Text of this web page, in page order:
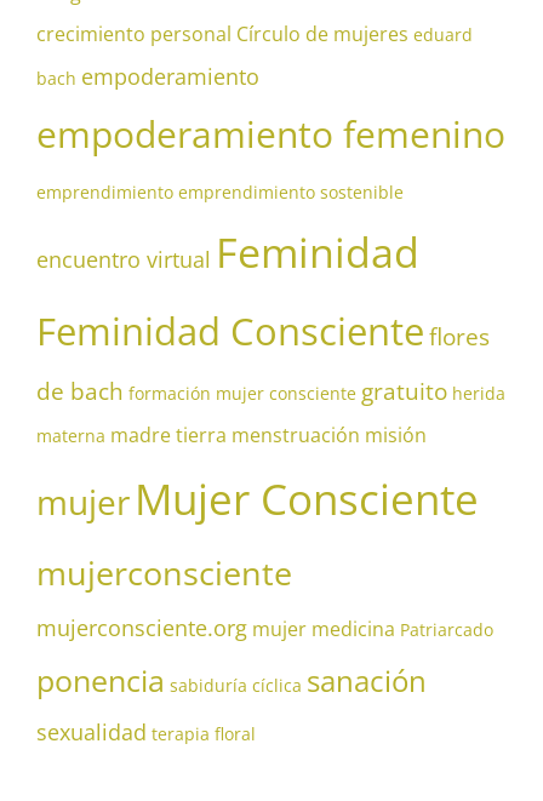
crecimiento personal Círculo de mujeres eduard
bach empoderamiento
empoderamiento femenino
emprendimiento emprendimiento sostenible
encuentro virtual Feminidad
Feminidad Conscienteflores
de bach formación mujer consciente gratuito herida
materna madre tierra menstruación misión
mujerMujer Consciente
mujerconsciente
mujerconsciente.org mujer medicina Patriarcado
ponencia sabiduría cíclica sanación
sexualidad terapia floral